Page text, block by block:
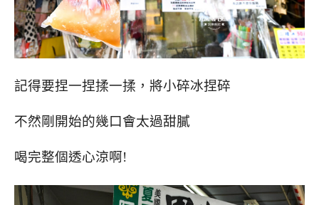
記得要捏一捏揉一揉，將小碎冰捏碎
不然剛開始的幾口會太過甜膩
喝完整個透心涼啊!